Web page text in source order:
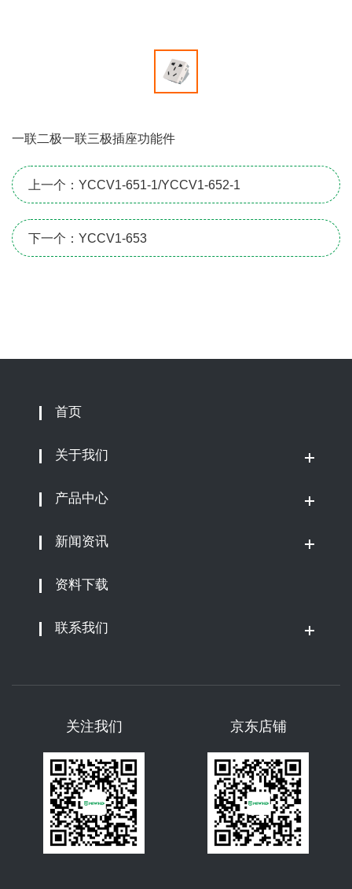
一联二极一联三极插座功能件
上一个：YCCV1-651-1/YCCV1-652-1
下一个：YCCV1-653
首页
关于我们
产品中心
新闻资讯
资料下载
联系我们
京东店铺
关注我们